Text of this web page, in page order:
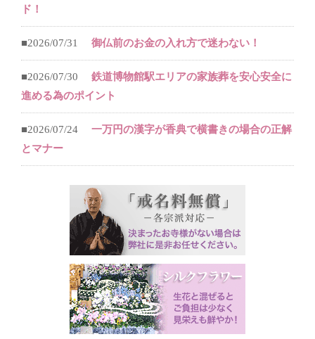
ド！
■2026/07/31 御仏前のお金の入れ方で迷わない！
■2026/07/30
鉄道博物館駅エリアの家族葬を安心安全に
進める為のポイント
■2026/07/24
一万円の漢字が香典で横書きの場合の正解
とマナー